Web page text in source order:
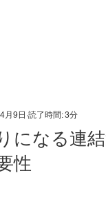
になる連
性
月9日 読了時間: 3分